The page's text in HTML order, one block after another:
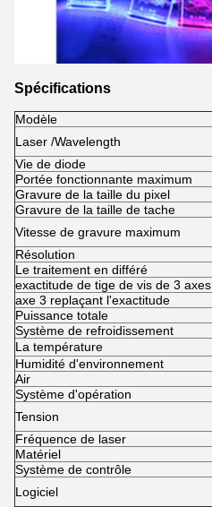
Spécifications
Modèle
Laser /Wavelength
Vie de diode
Portée fonctionnante maximum
Gravure de la taille du pixel
Gravure de la taille de tache
Vitesse de gravure maximum
Résolution
Le traitement en différé
exactitude de tige de vis de 3 axes
axe 3 replaçant l'exactitude
Puissance totale
Système de refroidissement
La température
Humidité d'environnement
Air
Système d'opération
Tension
Fréquence de laser
Matériel
Système de contrôle
Logiciel